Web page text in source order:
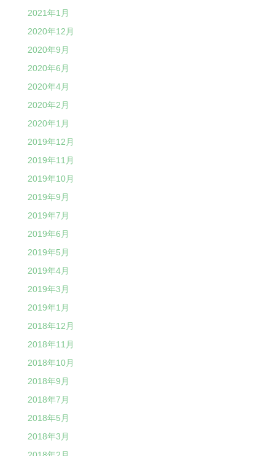
2021年1月
2020年12月
2020年9月
2020年6月
2020年4月
2020年2月
2020年1月
2019年12月
2019年11月
2019年10月
2019年9月
2019年7月
2019年6月
2019年5月
2019年4月
2019年3月
2019年1月
2018年12月
2018年11月
2018年10月
2018年9月
2018年7月
2018年5月
2018年3月